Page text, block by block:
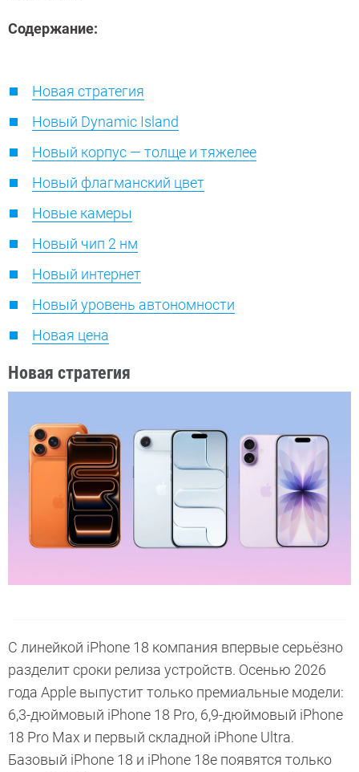
Содержание:
Новая стратегия
Новый Dynamic Island
Новый корпус — толще и тяжелее
Новый флагманский цвет
Новые камеры
Новый чип 2 нм
Новый интернет
Новый уровень автономности
Новая цена
Новая стратегия
С линейкой iPhone 18 компания впервые серьёзно
разделит сроки релиза устройств. Осенью 2026
года Apple выпустит только премиальные модели:
6,3-дюймовый iPhone 18 Pro, 6,9-дюймовый iPhone
18 Pro Max и первый складной iPhone Ultra.
Базовый iPhone 18 и iPhone 18e появятся только